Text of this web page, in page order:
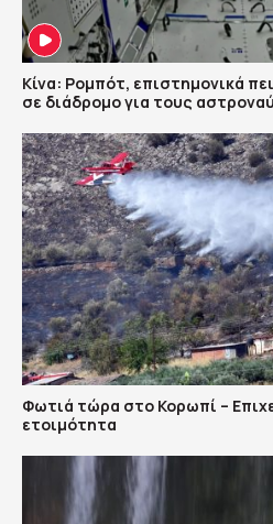
Κίνα: Ρομπότ, επιστημονικά
σε διάδρομο για τους
Φωτιά τώρα στο Κορωπί –
ετοιμότητα